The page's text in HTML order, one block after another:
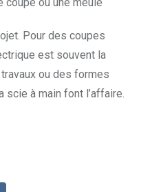
Pour des coupes
est souvent la
ou des formes
à main font l’affaire.